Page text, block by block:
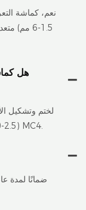
نعم، كماشة
هل
(2.5-10 مم²)، مما يضمن التوافق مع معظم أنواع MC4.